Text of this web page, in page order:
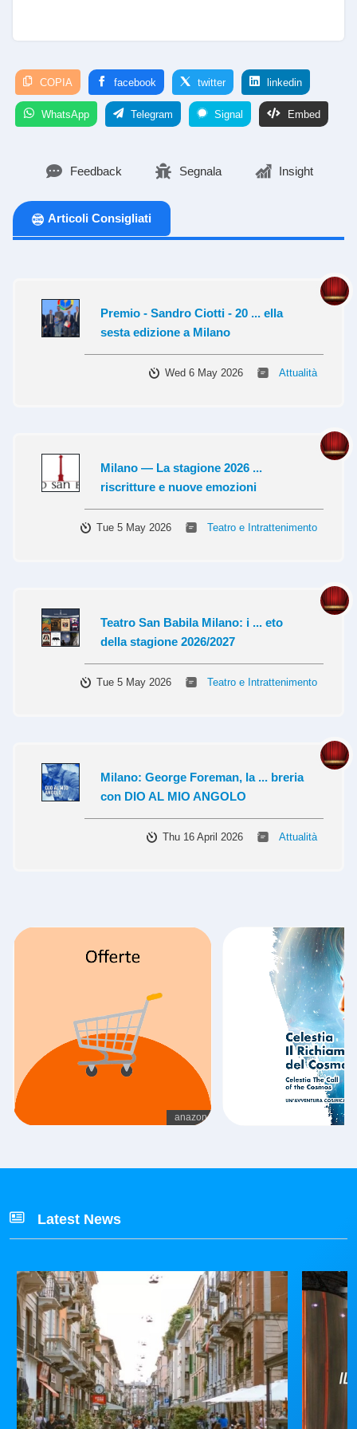
COPIA facebook twitter linkedin
WhatsApp Telegram Signal Embed
Feedback Segnala Insight
Articoli Consigliati
Premio - Sandro Ciotti - 20 ... ella
sesta edizione a Milano
Wed 6 May 2026 Attualità
Milano — La stagione 2026 ...
riscritture e nuove emozioni
Tue 5 May 2026 Teatro e Intrattenimento
Teatro San Babila Milano: i ... eto
della stagione 2026/2027
Tue 5 May 2026 Teatro e Intrattenimento
Milano: George Foreman, la ... breria
con DIO AL MIO ANGOLO
Thu 16 April 2026 Attualità
Latest News